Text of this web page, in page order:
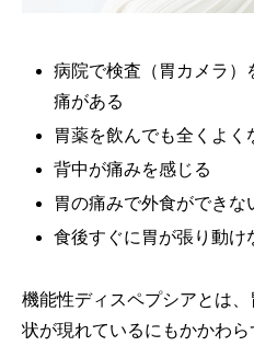
病院で検査（胃カメラ）
痛がある
胃薬を飲んでも全くよく
背中が痛みを感じる
胃の痛みで外食ができな
食後すぐに胃が張り動け
機能性ディスペプシアとは
状が現れているにもかかわ